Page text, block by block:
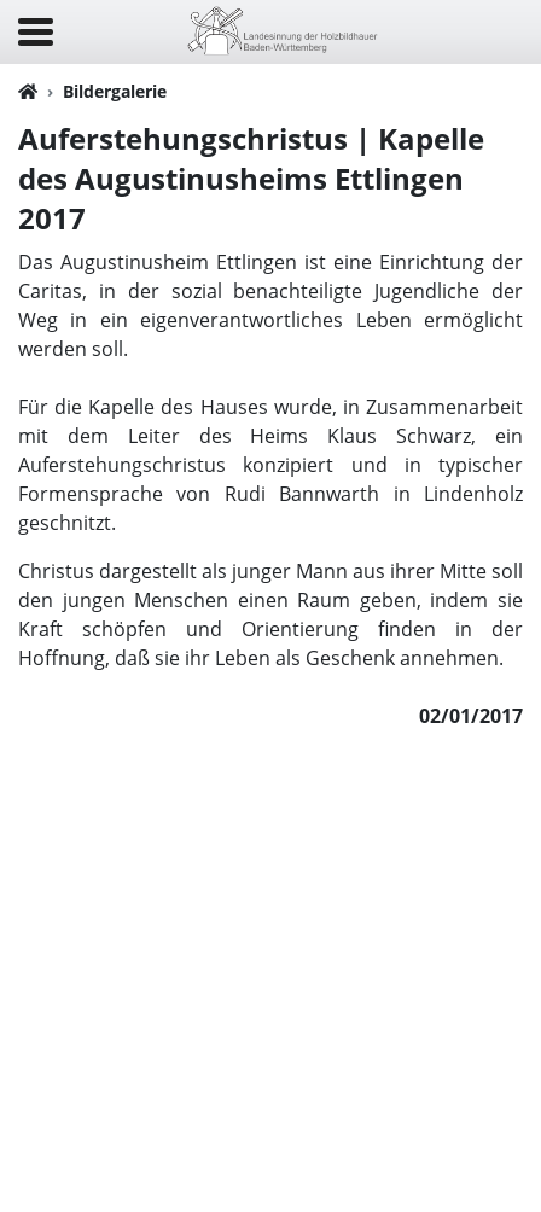
Bildergalerie
Auferstehungschristus | Kapelle
des Augustinusheims Ettlingen
2017
Das Augustinusheim Ettlingen ist eine Einrichtung der
Caritas, in der sozial benachteiligte Jugendliche der
Weg in ein eigenverantwortliches Leben ermöglicht
werden soll.
Für die Kapelle des Hauses wurde, in Zusammenarbeit
mit dem Leiter des Heims Klaus Schwarz, ein
Auferstehungschristus konzipiert und in typischer
Formensprache von Rudi Bannwarth in Lindenholz
geschnitzt.
Christus dargestellt als junger Mann aus ihrer Mitte soll
den jungen Menschen einen Raum geben, indem sie
Kraft schöpfen und Orientierung finden in der
Hoffnung, daß sie ihr Leben als Geschenk annehmen.
02/01/2017